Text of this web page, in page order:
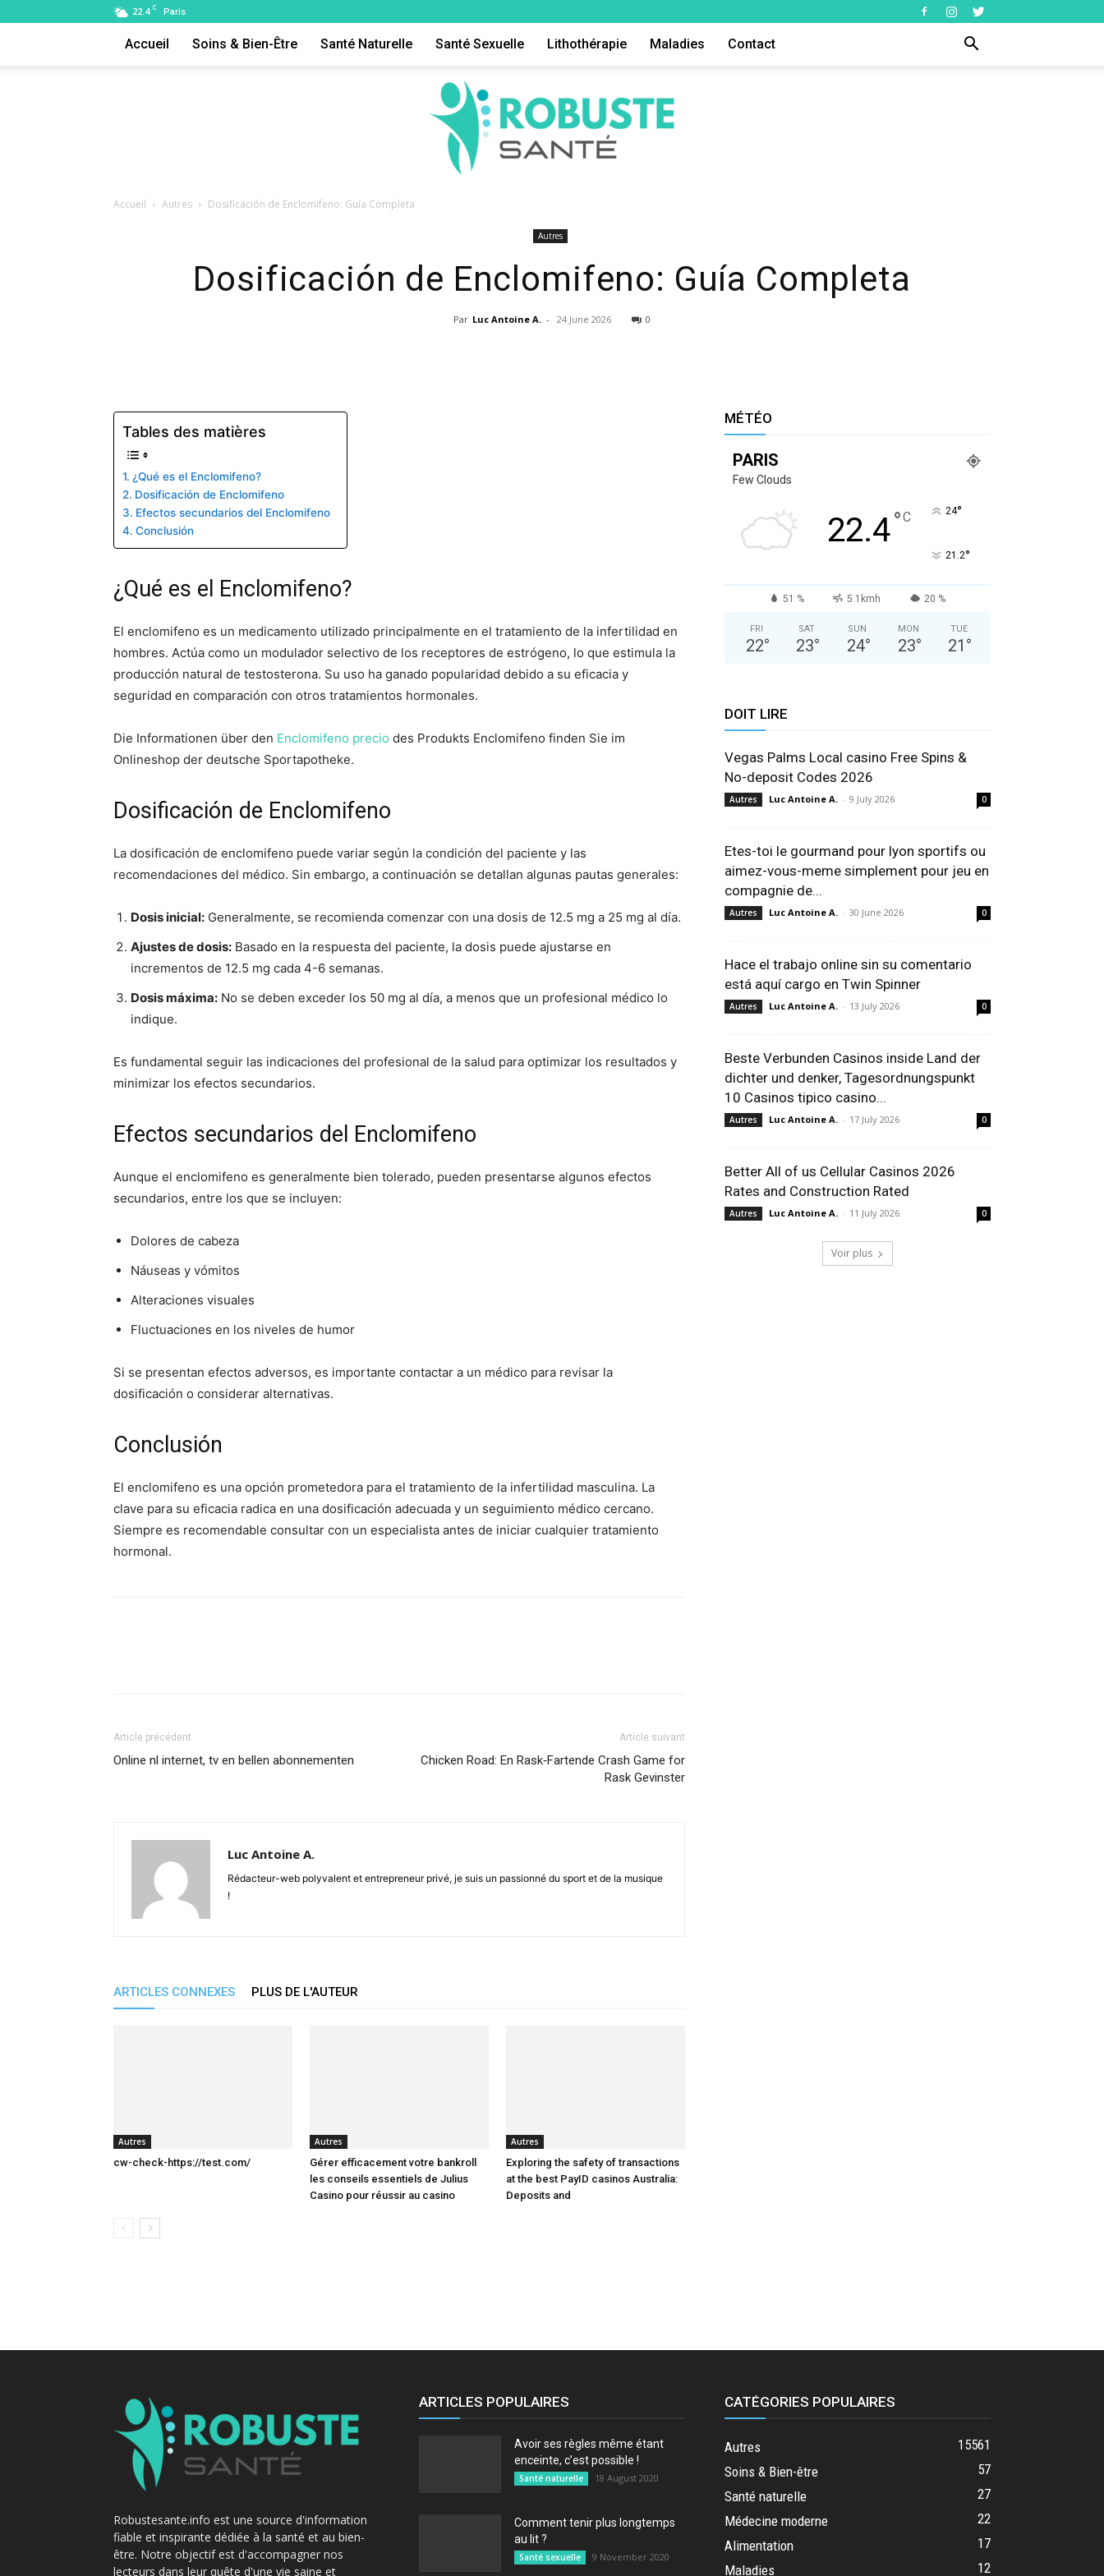
22.4 C Paris
Accueil Soins & Bien-Être Santé Naturelle Santé Sexuelle Lithothérapie Maladies Contact
Robuste
Les
Accueil Autres Dosificación de Enclomifeno: Guía Completa
Autres
Dosificación de Enclomifeno: Guía Completa
Par Luc Antoine A. - 24 June 2026 0
Tables des matières
¿Qué es el Enclomifeno?
Dosificación de Enclomifeno
Efectos secundarios del Enclomifeno
Conclusión
¿Qué es el Enclomifeno?
El enclomifeno es un medicamento utilizado principalmente en el tratamiento de la infertilidad en
hombres. Actúa como un modulador selectivo de los receptores de estrógeno, lo que estimula la
producción natural de testosterona. Su uso ha ganado popularidad debido a su eficacia y
seguridad en comparación con otros tratamientos hormonales.
Die Informationen über den Enclomifeno precio des Produkts Enclomifeno finden Sie im
Onlineshop der deutsche Sportapotheke.
Dosificación de Enclomifeno
La dosificación de enclomifeno puede variar según la condición del paciente y las
recomendaciones del médico. Sin embargo, a continuación se detallan algunas pautas generales:
Dosis inicial: Generalmente, se recomienda comenzar con una dosis de 12.5 mg a 25 mg al día.
Ajustes de dosis: Basado en la respuesta del paciente, la dosis puede ajustarse en
incrementos de 12.5 mg cada 4-6 semanas.
Dosis máxima: No se deben exceder los 50 mg al día, a menos que un profesional médico lo
indique.
Es fundamental seguir las indicaciones del profesional de la salud para optimizar los resultados y
minimizar los efectos secundarios.
Efectos secundarios del Enclomifeno
Aunque el enclomifeno es generalmente bien tolerado, pueden presentarse algunos efectos
secundarios, entre los que se incluyen:
Dolores de cabeza
Náuseas y vómitos
Alteraciones visuales
Fluctuaciones en los niveles de humor
Si se presentan efectos adversos, es importante contactar a un médico para revisar la
dosificación o considerar alternativas.
Conclusión
El enclomifeno es una opción prometedora para el tratamiento de la infertilidad masculina. La
clave para su eficacia radica en una dosificación adecuada y un seguimiento médico cercano.
Siempre es recomendable consultar con un especialista antes de iniciar cualquier tratamiento
hormonal.
Article précédent
Online nl internet, tv en bellen abonnementen
Article suivant
Chicken Road: En Rask‑Fartende Crash Game for
Rask Gevinster
Luc Antoine A.
Rédacteur-web polyvalent et entrepreneur privé, je suis un passionné du sport et de la musique
!
ARTICLES CONNEXES PLUS DE L'AUTEUR
Autres
cw-check-https://test.com/
Autres
Gérer efficacement votre bankroll
les conseils essentiels de Julius
Casino pour réussir au casino
Autres
Exploring the safety of transactions
at the best PayID casinos Australia:
Deposits and
MÉTÉO
PARIS
Few Clouds
22.4°C 24°
21.2°
51 % 5.1kmh 20 %
FRI
22°
SAT
23°
SUN
24°
MON
23°
TUE
21 °
DOIT LIRE
Vegas Palms Local casino Free Spins &
No-deposit Codes 2026
Autres Luc Antoine A. - 9 July 2026 0
Etes-toi le gourmand pour lyon sportifs ou
aimez-vous-meme simplement pour jeu en
compagnie de...
Autres Luc Antoine A. - 30 June 2026 0
Hace el trabajo online sin su comentario
está aquí cargo en Twin Spinner
Autres Luc Antoine A. - 13 July 2026 0
Beste Verbunden Casinos inside Land der
dichter und denker, Tagesordnungspunkt
10 Casinos tipico casino...
Autres Luc Antoine A. - 17 July 2026 0
Better All of us Cellular Casinos 2026
Rates and Construction Rated
Autres Luc Antoine A. - 11 July 2026 0
Voir plus
Robustesante.info est une source d'information
fiable et inspirante dédiée à la santé et au bien-
être. Notre objectif est d'accompagner nos
lecteurs dans leur quête d'une vie saine et
ARTICLES POPULAIRES
Avoir ses règles même étant
enceinte, c’est possible !
Santé naturelle 18 August 2020
Comment tenir plus longtemps
au lit ?
Santé sexuelle 9 November 2020
CATÉGORIES POPULAIRES
Autres
15561
Soins & Bien-être
57
Santé naturelle
27
Médecine moderne
22
Alimentation
17
Maladies
12